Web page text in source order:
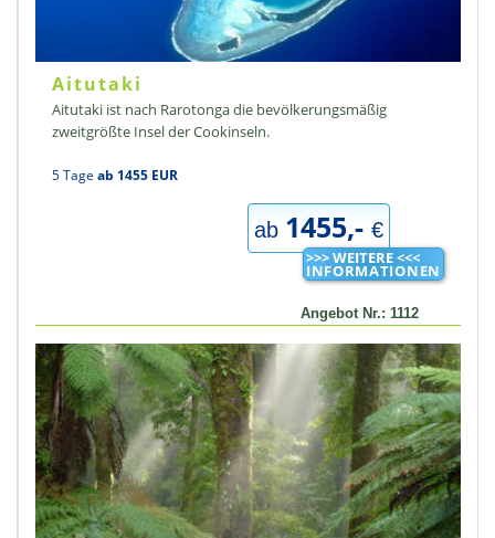
Aitutaki
Aitutaki ist nach Rarotonga die bevölkerungsmäßig
zweitgrößte Insel der Cookinseln.
5 Tage ab 1455 EUR
ab 1455,- €
>>> WEITERE <<<
INFORMATIONEN
Angebot Nr.: 1112